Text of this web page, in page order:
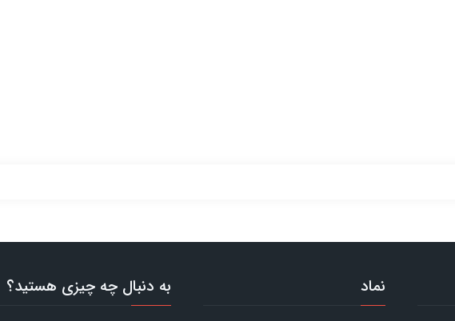
نماد به دنبال چه چیزی هستید؟